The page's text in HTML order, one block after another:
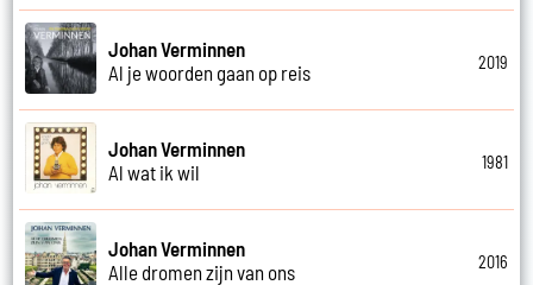
Johan Verminnen
Al je woorden gaan op reis
2019
Johan Verminnen
Al wat ik wil
1981
Johan Verminnen
Alle dromen zijn van ons
2016